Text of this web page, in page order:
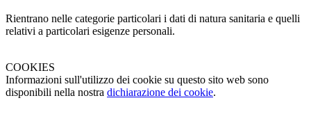
Rientrano nelle categorie particolari i dati di natura sanitaria e quelli
relativi a particolari esigenze personali.
COOKIES
Informazioni sull'utilizzo dei cookie su questo sito web sono
disponibili nella nostra dichiarazione dei cookie.